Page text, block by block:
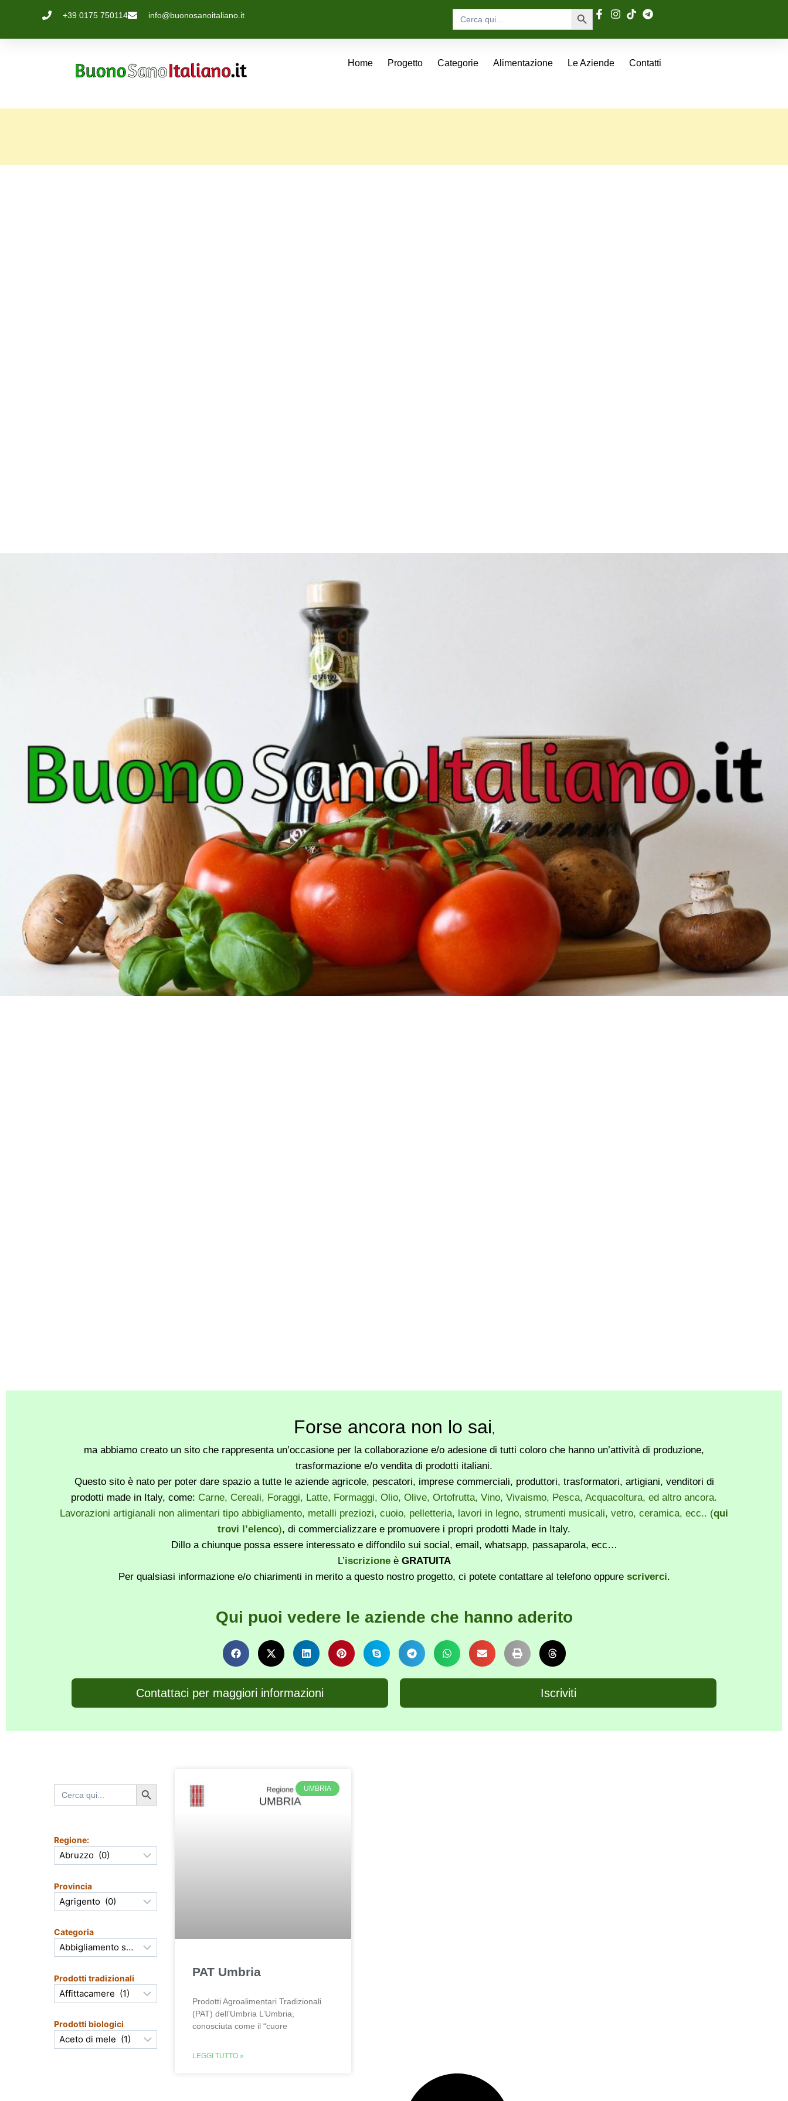
+39 0175 750114 info@buonosanoitaliano.it
Search
for:
Search Button
Home Progetto Categorie Alimentazione Le Aziende Contatti
Forse ancora non lo sai,
ma abbiamo creato un sito che rappresenta un’occasione per la collaborazione e/o adesione di tutti coloro che hanno un’attività di produzione,
trasformazione e/o vendita di prodotti italiani.
Questo sito è nato per poter dare spazio a tutte le aziende agricole, pescatori, imprese commerciali, produttori, trasformatori, artigiani, venditori di
prodotti made in Italy, come: Carne, Cereali, Foraggi, Latte, Formaggi, Olio, Olive, Ortofrutta, Vino, Vivaismo, Pesca, Acquacoltura, ed altro ancora.
Lavorazioni artigianali non alimentari tipo abbigliamento, metalli preziozi, cuoio, pelletteria, lavori in legno, strumenti musicali, vetro, ceramica, ecc.. (qui
trovi l’elenco), di commercializzare e promuovere i propri prodotti Made in Italy.
Dillo a chiunque possa essere interessato e diffondilo sui social, email, whatsapp, passaparola, ecc…
L’iscrizioneè GRATUITA
Per qualsiasi informazione e/o chiarimenti in merito a questo nostro progetto, ci potete contattare al telefono oppure scriverci.
Qui puoi vedere le aziende che hanno aderito
Contattaci per maggiori informazioni Iscriviti
Search
for:
Search Button
Regione:
Provincia
Categoria
Prodotti tradizionali
Prodotti biologici
UMBRIA
PAT Umbria
Prodotti Agroalimentari Tradizionali
(PAT) dell’Umbria L’Umbria,
conosciuta come il “cuore
LEGGI TUTTO »